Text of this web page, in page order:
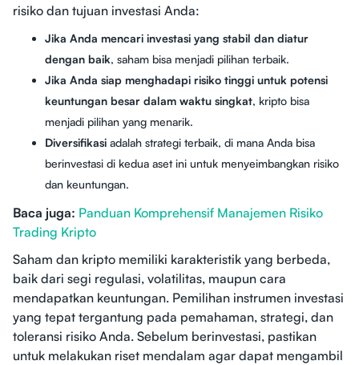
risiko dan tujuan investasi Anda:
Jika Anda mencari investasi yang stabil dan diatur
dengan baik, saham bisa menjadi pilihan terbaik.
Jika Anda siap menghadapi risiko tinggi untuk potensi
keuntungan besar dalam waktu singkat, kripto bisa
menjadi pilihan yang menarik.
Diversifikasi adalah strategi terbaik, di mana Anda bisa
berinvestasi di kedua aset ini untuk menyeimbangkan risiko
dan keuntungan.
Baca juga: Panduan Komprehensif Manajemen Risiko
Trading Kripto
Saham dan kripto memiliki karakteristik yang berbeda,
baik dari segi regulasi, volatilitas, maupun cara
mendapatkan keuntungan. Pemilihan instrumen investasi
yang tepat tergantung pada pemahaman, strategi, dan
toleransi risiko Anda. Sebelum berinvestasi, pastikan
untuk melakukan riset mendalam agar dapat mengambil